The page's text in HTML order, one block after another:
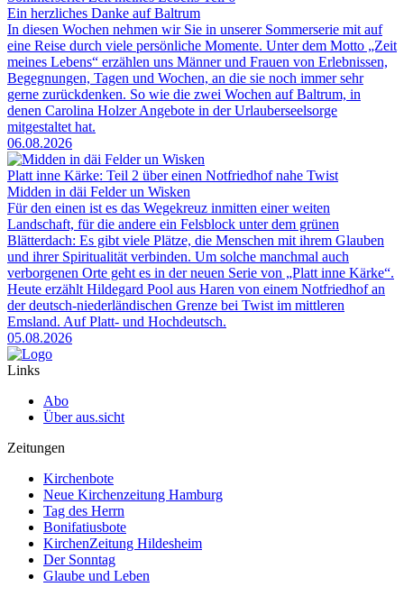
Ein herzliches Danke auf Baltrum
In diesen Wochen nehmen wir Sie in unserer Sommerserie mit auf
eine Reise durch viele persönliche Momente. Unter dem Motto „Zeit
meines Lebens“ erzählen uns Männer und Frauen von Erlebnissen,
Begegnungen, Tagen und Wochen, an die sie noch immer sehr
gerne zurückdenken. So wie die zwei Wochen auf Baltrum, in
denen Carolina Holzer Angebote in der Urlauberseelsorge
mitgestaltet hat.
06.08.2026
Platt inne Kärke: Teil 2 über einen Notfriedhof nahe Twist
Midden in däi Felder un Wisken
Für den einen ist es das Wegekreuz inmitten einer weiten
Landschaft, für die andere ein Felsblock unter dem grünen
Blätterdach: Es gibt viele Plätze, die Menschen mit ihrem Glauben
und ihrer Spiritualität verbinden. Um solche manchmal auch
verborgenen Orte geht es in der neuen Serie von „Platt inne Kärke“.
Heute erzählt Hildegard Pool aus Haren von einem Notfriedhof an
der deutsch-niederländischen Grenze bei Twist im mittleren
Emsland. Auf Platt- und Hochdeutsch.
05.08.2026
Links
Abo
Über aus.sicht
Zeitungen
Kirchenbote
Neue Kirchenzeitung Hamburg
Tag des Herrn
Bonifatiusbote
KirchenZeitung Hildesheim
Der Sonntag
Glaube und Leben